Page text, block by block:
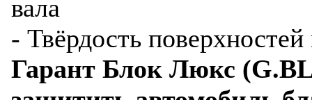
вала
- Твёрдость
Гарант Блок Люкс